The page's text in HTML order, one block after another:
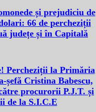
și prejudiciu de
66 de percheziții
județe și în Capitală
Percheziții la Primăria
șefă Cristina Babescu,
procurorii P.J.T. și
de la S.I.C.E